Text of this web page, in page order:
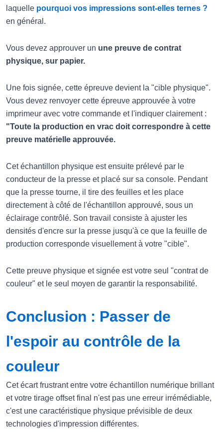
laquelle pourquoi vos impressions sont-elles ternes ?
en général.
Vous devez approuver un une preuve de contrat
physique, sur papier.
Une fois signée, cette épreuve devient la "cible physique".
Vous devez renvoyer cette épreuve approuvée à votre
imprimeur avec votre commande et l'indiquer clairement :
"Toute la production en vrac doit correspondre à cette
preuve matérielle approuvée.
Cet échantillon physique est ensuite prélevé par le
conducteur de la presse et placé sur sa console. Pendant
que la presse tourne, il tire des feuilles et les place
directement à côté de l'échantillon approuvé, sous un
éclairage contrôlé. Son travail consiste à ajuster les
densités d'encre sur la presse jusqu'à ce que la feuille de
production corresponde visuellement à votre "cible".
Cette preuve physique et signée est votre seul "contrat de
couleur" et le seul moyen de garantir la responsabilité.
Conclusion : Passer de
l'espoir au contrôle de la
couleur
Cet écart frustrant entre votre échantillon numérique brillant
et votre tirage offset final n'est pas une erreur irrémédiable,
c'est une caractéristique physique prévisible de deux
technologies d'impression différentes.